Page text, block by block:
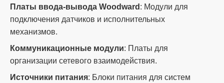
Платы ввода-вывода Woodward : Модули для
подключения датчиков и исполнительных
механизмов.
Коммуникационные модули: Платы для
организации сетевого взаимодействия.
Источники питания: Блоки питания для систем